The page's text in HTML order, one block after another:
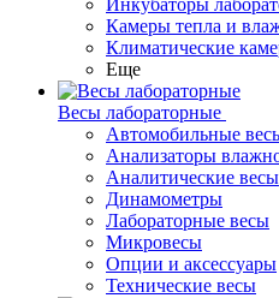
Инкубаторы
Камеры тепла и
Климатические
Еще
Весы лабораторные
Автомобильные
Анализаторы
Аналитические весы
Динамометры
Лабораторные весы
Микровесы
Опции и аксессуары
Технические весы